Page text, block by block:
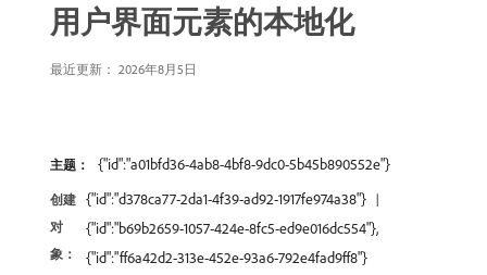
用户界面元素的本地化
最近更新： 2026年8月5日
主题： {"id":"a01bfd36-4ab8-4bf8-9dc0-5b45b890552e"}
创建
对
象：
{"id":"d378ca77-2da1-4f39-ad92-1917fe974a38"}
{"id":"b69b2659-1057-424e-8fc5-ed9e016dc554"},
{"id":"ff6a42d2-313e-452e-93a6-792e4fad9ff8"}